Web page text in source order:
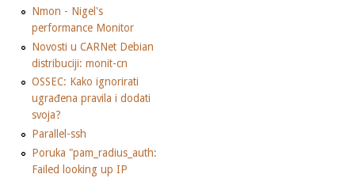
Nmon - Nigel's
performance Monitor
Novosti u CARNet Debian
distribuciji: monit-cn
OSSEC: Kako ignorirati
ugrađena pravila i dodati
svoja?
Parallel-ssh
Poruka "pam_radius_auth:
Failed looking up IP